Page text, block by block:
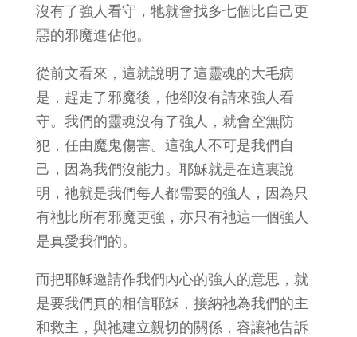
沒有了強人看守，牠就會找多七個比自己更
惡的邪魔進佔他。
從前文看來，這就說明了這靈魂的大毛病
是，趕走了邪魔後，他卻沒有請來強人看
守。我們的靈魂沒有了強人，就會空無防
犯，任由魔鬼傷害。這強人不可是我們自
己，因為我們沒能力。耶穌就是在這裏說
明，祂就是我們每人都需要的強人，因為只
有祂比所有邪魔更強，亦只有祂這一個強人
是真愛我們的。
而把耶穌邀請作我們內心的強人的意思，就
是要我們真的相信耶穌，接納祂為我們的主
和救主，與祂建立親切的關係，容讓祂告訴